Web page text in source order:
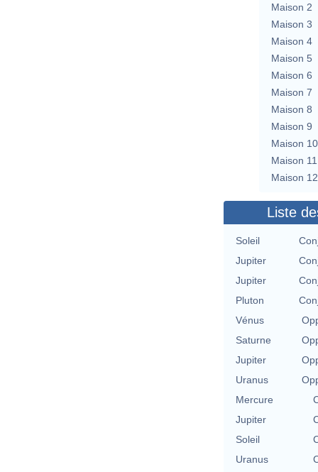
Maison 2
Maison 3
Maison 4
Maison 5
Maison 6
Maison 7
Maison 8
Maison 9
Maison 10
Maison 11
Maison 12
Liste
Soleil
Jupiter
Jupiter
Pluton
Vénus
Saturne
Jupiter
Uranus
Mercure
Jupiter
Soleil
Uranus